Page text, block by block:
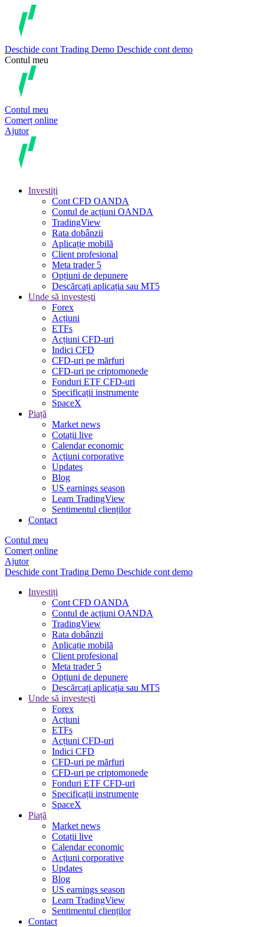
Deschide cont Trading Demo Deschide cont demo
Contul meu
Contul meu
Comerț online
Ajutor
Investiți
Cont CFD OANDA
Contul de acțiuni OANDA
TradingView
Rata dobânzii
Aplicație mobilă
Client profesional
Meta trader 5
Opțiuni de depunere
Descărcați aplicația sau MT5
Unde să investești
Forex
Acțiuni
ETFs
Acțiuni CFD-uri
Indici CFD
CFD-uri pe mărfuri
CFD-uri pe criptomonede
Fonduri ETF CFD-uri
Specificații instrumente
SpaceX
Piață
Market news
Cotații live
Calendar economic
Acțiuni corporative
Updates
Blog
US earnings season
Learn TradingView
Sentimentul clienților
Contact
Contul meu
Comerț online
Ajutor
Deschide cont Trading Demo Deschide cont demo
Investiți
Cont CFD OANDA
Contul de acțiuni OANDA
TradingView
Rata dobânzii
Aplicație mobilă
Client profesional
Meta trader 5
Opțiuni de depunere
Descărcați aplicația sau MT5
Unde să investești
Forex
Acțiuni
ETFs
Acțiuni CFD-uri
Indici CFD
CFD-uri pe mărfuri
CFD-uri pe criptomonede
Fonduri ETF CFD-uri
Specificații instrumente
SpaceX
Piață
Market news
Cotații live
Calendar economic
Acțiuni corporative
Updates
Blog
US earnings season
Learn TradingView
Sentimentul clienților
Contact